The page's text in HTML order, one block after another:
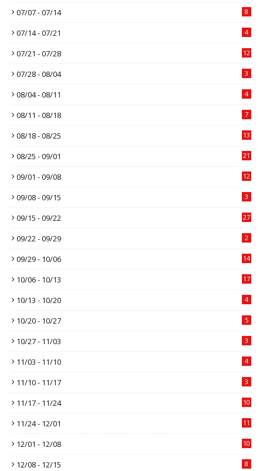
07/07 - 07/14 8
07/14 - 07/21 4
07/21 - 07/28 12
07/28 - 08/04 3
08/04 - 08/11 4
08/11 - 08/18 7
08/18 - 08/25 13
08/25 - 09/01 21
09/01 - 09/08 12
09/08 - 09/15 3
09/15 - 09/22 27
09/22 - 09/29 2
09/29 - 10/06 14
10/06 - 10/13 17
10/13 - 10/20 4
10/20 - 10/27 5
10/27 - 11/03 3
11/03 - 11/10 4
11/10 - 11/17 3
11/17 - 11/24 10
11/24 - 12/01 11
12/01 - 12/08 10
12/08 - 12/15 8